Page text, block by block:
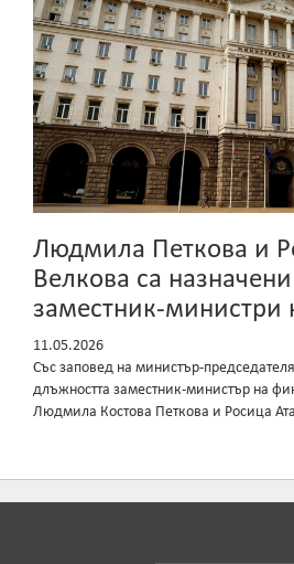
Людмила Петкова и
Велкова са
заместник-министри
11.05.2026
Със заповед на министър-
длъжността заместник-министър на
Людмила Костова Петкова и Росица